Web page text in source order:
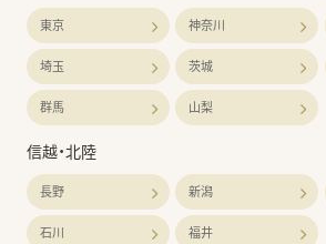
東京 神奈川
埼玉 茨城
群馬 山梨
信越・北陸
長野 新潟
石川 福井